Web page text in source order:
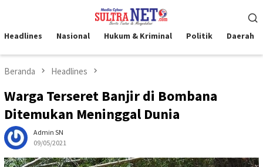
kontenMobile
Headlines Nasional Hukum & Kriminal Politik Daerah
Beranda Headlines
Warga Terseret Banjir di Bombana
Ditemukan Meninggal Dunia
Admin SN
09/05/2021